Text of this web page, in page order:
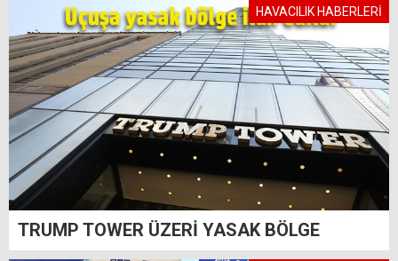
HAVACILIK HABERLERİ
TRUMP TOWER ÜZERİ YASAK BÖLGE